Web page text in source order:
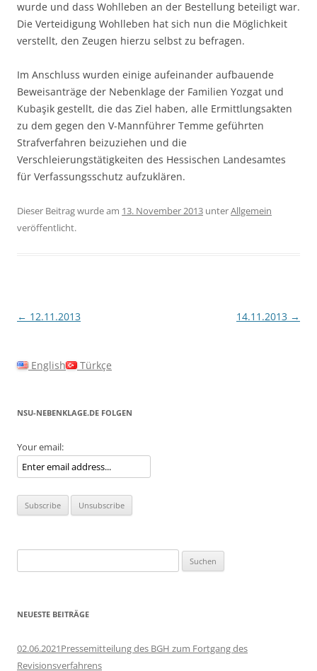
wurde und dass Wohlleben an der Bestellung beteiligt war.
Die Verteidigung Wohlleben hat sich nun die Möglichkeit
verstellt, den Zeugen hierzu selbst zu befragen.
Im Anschluss wurden einige aufeinander aufbauende
Beweisanträge der Nebenklage der Familien Yozgat und
Kubaşik gestellt, die das Ziel haben, alle Ermittlungsakten
zu dem gegen den V-Mannführer Temme geführten
Strafverfahren beizuziehen und die
Verschleierungstätigkeiten des Hessischen Landesamtes
für Verfassungsschutz aufzuklären.
Dieser Beitrag wurde am 13. November 2013 unterAllgemein
veröffentlicht.
Beitragsnavigation
← 12.11.2013 14.11.2013 →
English Türkçe
NSU-NEBENKLAGE.DE FOLGEN
Your email:
nach:
NEUESTE BEITRÄGE
02.06.2021Pressemitteilung des BGH zum Fortgang des
Revisionsverfahrens